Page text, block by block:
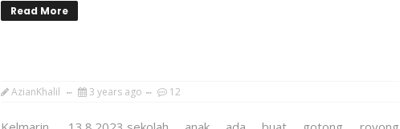
Read More
AzianKhalil 3 years ago 12